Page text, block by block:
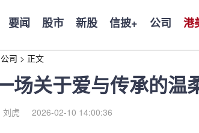
要闻 股市 新股 信披+ 公司 港
公司 > 正文
场关于爱与传承的温
刘虎 2026-02-10 14:00:36